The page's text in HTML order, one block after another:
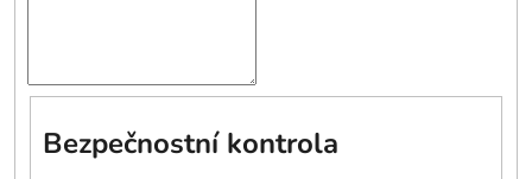
Bezpečnostní kontrola